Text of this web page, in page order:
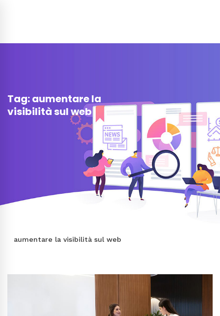
Tag: aumentare la
visibilità sul web
aumentare la visibilità sul web